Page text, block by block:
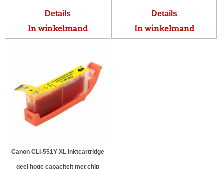
Details
In winkelmand
Details
In winkelmand
Canon CLI-551Y XL inktcartridge
geel hoge capaciteit met chip